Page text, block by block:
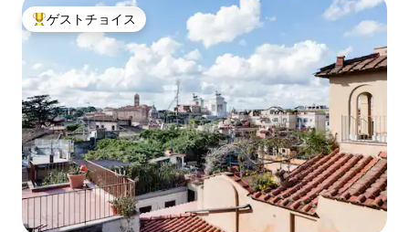
大好評のゲストチョイスです。
ゲストチョイス